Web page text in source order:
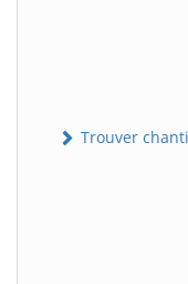
Trouver